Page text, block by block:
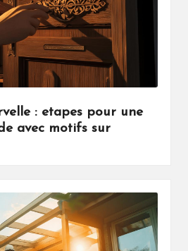
: etapes pour une
avec motifs sur